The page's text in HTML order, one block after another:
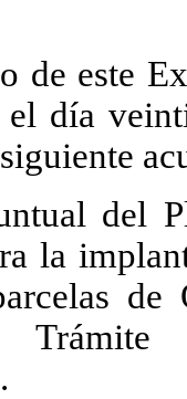
de este
el día
del
la
de